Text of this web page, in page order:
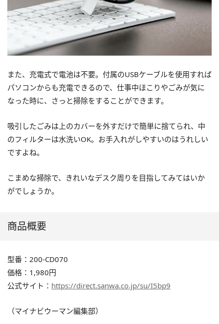
また、充電式で電池は不要。付属のUSBケーブルを使用すれば
パソコンからも充電できるので、仕事中ほこりやごみが気に
なった時に、さっと掃除をすることができます。
吸引したごみは上のカバーを外すだけで簡単に捨てられ、中
のフィルターは水洗いOK。お手入れがしやすいのはうれしい
ですよね。
こまめな掃除で、きれいなデスク周りを目指してみてはいか
がでしょうか。
商品概要
型番：200-CD070
価格：1,980円
公式サイト： https://direct.sanwa.co.jp/su/I5bp9
（マイナビウーマン編集部）